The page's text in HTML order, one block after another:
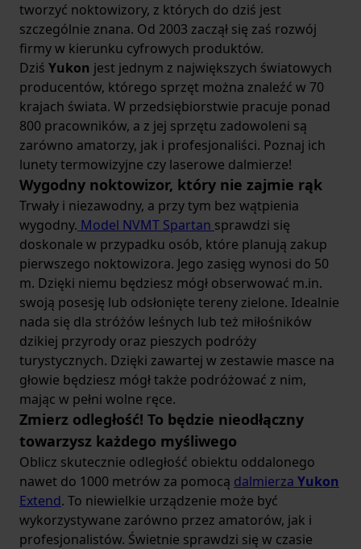
tworzyć noktowizory, z których do dziś jest
szczególnie znana. Od 2003 zaczął się zaś rozwój
firmy w kierunku cyfrowych produktów.
Dziś Yukon jest jednym z największych światowych
producentów, którego sprzęt można znaleźć w 70
krajach świata. W przedsiębiorstwie pracuje ponad
800 pracowników, a z jej sprzętu zadowoleni są
zarówno amatorzy, jak i profesjonaliści. Poznaj ich
lunety termowizyjne czy laserowe dalmierze!
Wygodny noktowizor, który nie zajmie rąk
Trwały i niezawodny, a przy tym bez wątpienia
wygodny. Model NVMT Spartan sprawdzi się
doskonale w przypadku osób, które planują zakup
pierwszego noktowizora. Jego zasięg wynosi do 50
m. Dzięki niemu będziesz mógł obserwować m.in.
swoją posesję lub odsłonięte tereny zielone. Idealnie
nada się dla stróżów leśnych lub też miłośników
dzikiej przyrody oraz pieszych podróży
turystycznych. Dzięki zawartej w zestawie masce na
głowie będziesz mógł także podróżować z nim,
mając w pełni wolne ręce.
Zmierz odległość! To będzie nieodłączny
towarzysz każdego myśliwego
Oblicz skutecznie odległość obiektu oddalonego
nawet do 1000 metrów za pomocą dalmierza Yukon
Extend. To niewielkie urządzenie może być
wykorzystywane zarówno przez amatorów, jak i
profesjonalistów. Świetnie sprawdzi się w czasie